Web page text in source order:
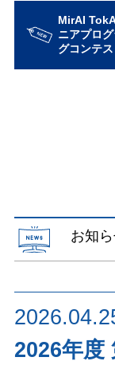
MirAI
ニアプロ
グコンテス
お知
2026年度